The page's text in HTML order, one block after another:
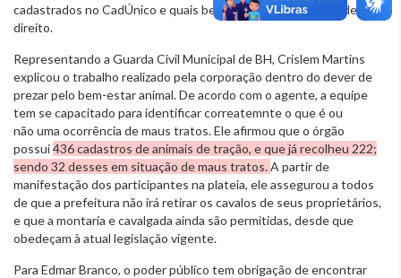
cadastrados no CadÚnico e quais benefícios sociais eles podem ter
direito.
Representando a Guarda Civil Municipal de BH, Crislem Martins
explicou o trabalho realizado pela corporação dentro do dever de
prezar pelo bem-estar animal. De acordo com o agente, a equipe
tem se capacitado para identificar correatemnte o que é ou
não uma ocorrência de maus tratos. Ele afirmou que o órgão
possui436 cadastros de animais de tração, e que já recolheu 222;
sendo 32 desses em situação de maus tratos.A partir de
manifestação dos participantes na plateia, ele assegurou a todos
de que a prefeitura não irá retirar os cavalos de seus proprietários,
e que a montaria e cavalgada ainda são permitidas, desde que
obedeçam à atual legislação vigente.
Para Edmar Branco, o poder público tem obrigação de encontrar